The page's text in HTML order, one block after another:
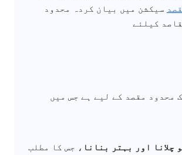
سیکشن میں بیان کردہ محدود
کیلئے
محدود مقصد کے لیے ہے جس میں
چلانا اور بہتر بنانا ، جس کا مطلب